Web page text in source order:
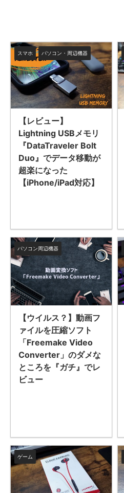
スマホ パソコン・周辺機器
【レビュー】
Lightning USBメモリ
『DataTraveler Bolt
Duo』でデータ移動が
超楽になった
【iPhone/iPad対応】
パソコン周辺機器
【ウイルス？】動画フ
ァイルを圧縮ソフト
「Freemake Video
Converter」のダメな
ところを『ガチ』でレ
ビュー
ゲーム